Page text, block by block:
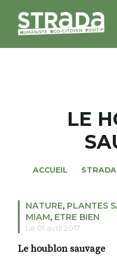
MAGAZINES
NOS THÈMES
ALTER STRADA
ROSÉE DE MAI
LE
ACCUEIL
NATURE, PLANTES
MIAM, ETRE BIEN
Le 01 avril 2017
Le houblon sauvage